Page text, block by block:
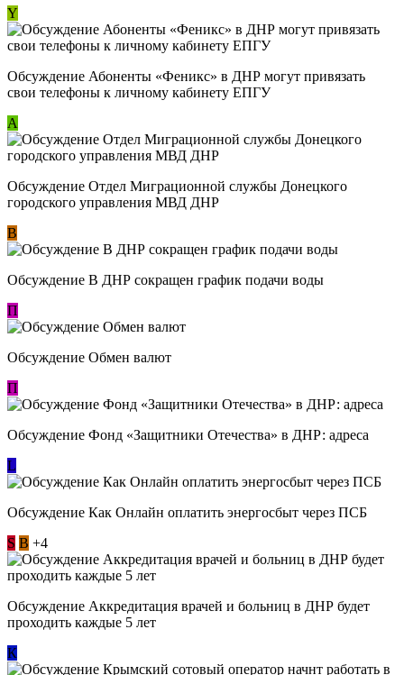
Y
Обсуждение ​Абоненты «Феникс» в ДНР могут привязать
свои телефоны к личному кабинету ЕПГУ
А
Обсуждение Отдел Миграционной службы Донецкого
городского управления МВД ДНР
В
Обсуждение В ДНР сокращен график подачи воды
П
Обсуждение Обмен валют
П
Обсуждение Фонд «Защитники Отечества» в ДНР: адреса
L
Обсуждение ​Как Онлайн оплатить энергосбыт через ПСБ
S В +4
Обсуждение Аккредитация врачей и больниц в ДНР будет
проходить каждые 5 лет
К